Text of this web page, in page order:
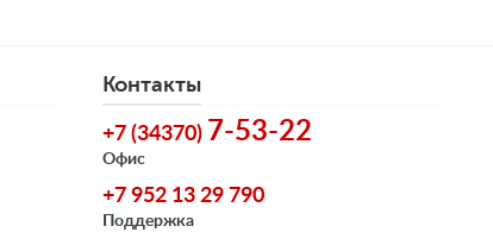
Контакты
+7 (34370) 7-53-22
Офис
+7 952 13 29 790
Поддержка